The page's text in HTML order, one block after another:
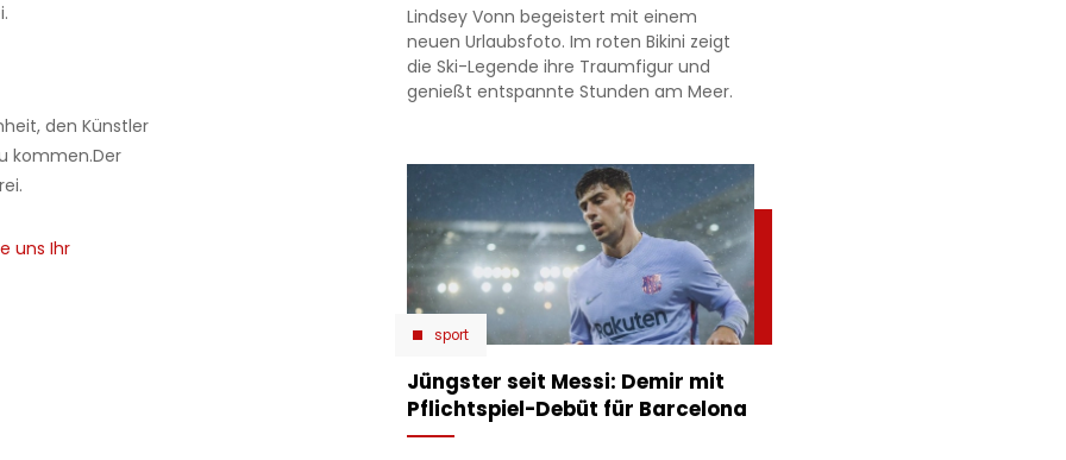
den Künstler
kommen.Der
uns Ihr
Lindsey Vonn begeistert mit einem
neuen Urlaubsfoto. Im roten Bikini zeigt
die Ski-Legende ihre Traumfigur und
genießt entspannte Stunden am Meer.
sport
Jüngster seit Messi: Demir mit
Pflichtspiel-Debüt für Barcelona